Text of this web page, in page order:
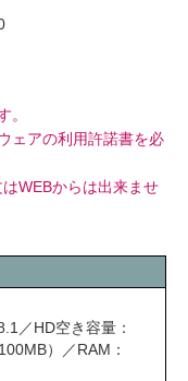
。
ェアの利用許諾書を必
WEBからは出来ませ
／HD空き容量：
）／RAM：